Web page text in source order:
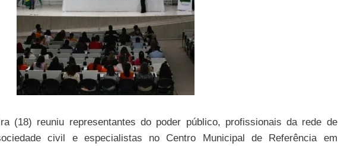
(18) reuniu representantes do poder público, profissionais da rede de
civil e especialistas no Centro Municipal de Referência em